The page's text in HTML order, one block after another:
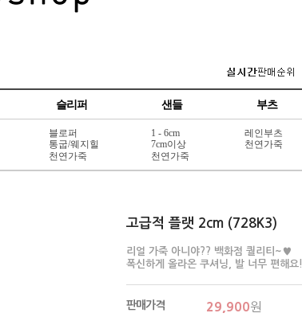
슬리퍼 샌들 부츠
블로퍼
통굽/웨지힐
천연가죽
1 - 6cm
7cm이상
천연가죽
레인부츠
천연가죽
고급적 플랫 2cm (728K3)
리얼 가죽 아니야?? 백화점 퀄리티~♥
폭신하게 올라온 쿠셔닝, 발 너무 편해요!
판매가격 29,900원